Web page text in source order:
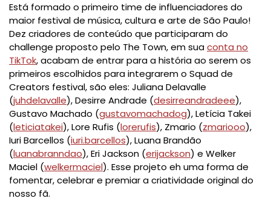
Está formado o primeiro time de influenciadores do
maior festival de música, cultura e arte de São Paulo!
Dez criadores de conteúdo que participaram do
challenge proposto pelo The Town, em suaconta no
TikTok, acabam de entrar para a história ao serem os
primeiros escolhidos para integrarem o Squad de
Creators festival, são eles: Juliana Delavalle
(juhdelavalle), Desirre Andrade (desirreandradeee),
Gustavo Machado (gustavomachadog), Letícia Takei
(leticiatakei), Lore Rufis (lorerufis), Zmario (zmariooo),
Iuri Barcellos (iuri.barcellos), Luana Brandão
(luanabranndao), Eri Jackson (erijackson) e Welker
Maciel (welkermaciel). Esse projeto eh uma forma de
fomentar, celebrar e premiar a criatividade original do
nosso fã.